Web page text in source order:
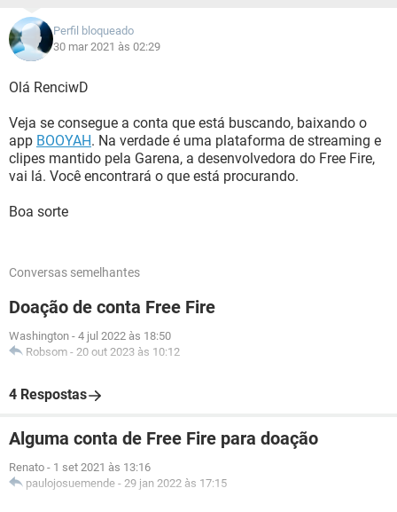
Perfil bloqueado
30 mar 2021 às 02:29
Olá RenciwD
Veja se consegue a conta que está buscando, baixando o
app BOOYAH. Na verdade é uma plataforma de streaming e
clipes mantido pela Garena, a desenvolvedora do Free Fire,
vai lá. Você encontrará o que está procurando.
Boa sorte
Conversas semelhantes
Doação de conta Free Fire
Washington - 4 jul 2022 às 18:50
Robsom - 20 out 2023 às 10:12
4 Respostas
Alguma conta de Free Fire para doação
Renato - 1 set 2021 às 13:16
paulojosuemende - 29 jan 2022 às 17:15